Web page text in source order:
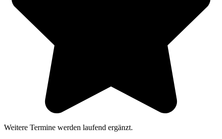
Weitere Termine werden laufend ergänzt.